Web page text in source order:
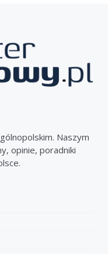
Naszym
opinie, poradniki